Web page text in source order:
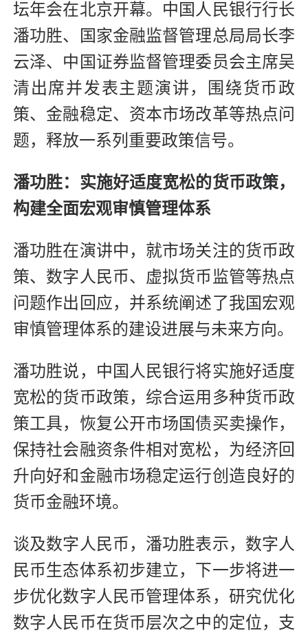
坛年会在北京开幕。中国人民银行行长
潘功胜、国家金融监督管理总局局长李
云泽、中国证券监督管理委员会主席吴
清出席并发表主题演讲，围绕货币政
策、金融稳定、资本市场改革等热点问
题，释放一系列重要政策信号。
潘功胜：实施好适度宽松的货币政策，
构建全面宏观审慎管理体系
潘功胜在演讲中，就市场关注的货币政
策、数字人民币、虚拟货币监管等热点
问题作出回应，并系统阐述了我国宏观
审慎管理体系的建设进展与未来方向。
潘功胜说，中国人民银行将实施好适度
宽松的货币政策，综合运用多种货币政
策工具，恢复公开市场国债买卖操作，
保持社会融资条件相对宽松，为经济回
升向好和金融市场稳定运行创造良好的
货币金融环境。
谈及数字人民币，潘功胜表示，数字人
民币生态体系初步建立，下一步将进一
步优化数字人民币管理体系，研究优化
数字人民币在货币层次之中的定位，支